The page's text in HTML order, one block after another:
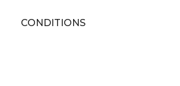
CONDITIONS